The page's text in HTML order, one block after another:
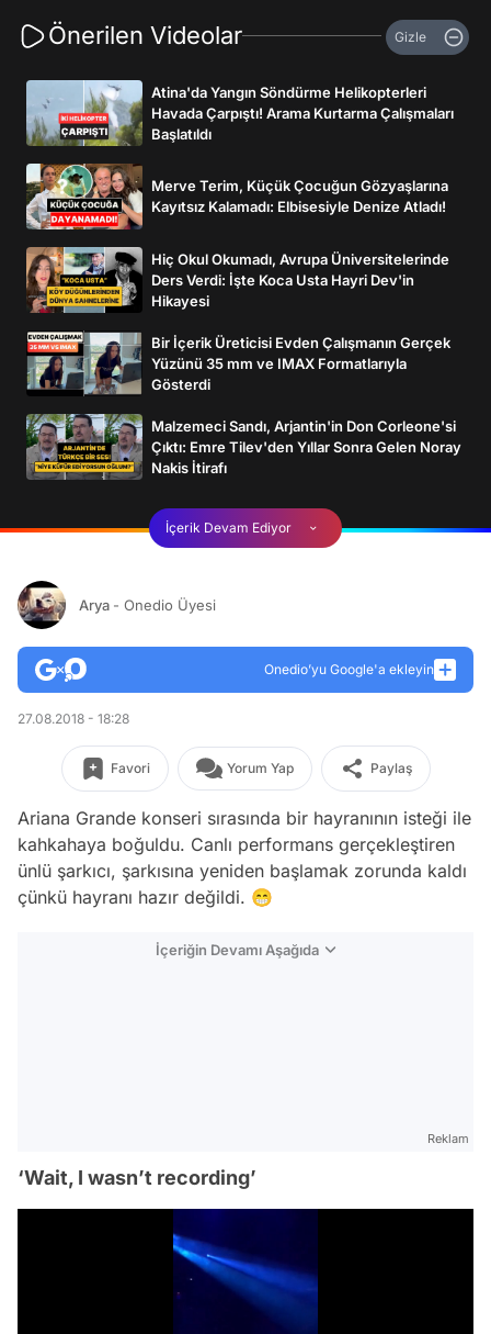
Önerilen Videolar Gizle
Atina'da Yangın Söndürme Helikopterleri
Havada Çarpıştı! Arama Kurtarma Çalışmaları
Başlatıldı
Merve Terim, Küçük Çocuğun Gözyaşlarına
Kayıtsız Kalamadı: Elbisesiyle Denize Atladı!
Hiç Okul Okumadı, Avrupa Üniversitelerinde
Ders Verdi: İşte Koca Usta Hayri Dev'in
Hikayesi
Bir İçerik Üreticisi Evden Çalışmanın Gerçek
Yüzünü 35 mm ve IMAX Formatlarıyla
Gösterdi
Malzemeci Sandı, Arjantin'in Don Corleone'si
Çıktı: Emre Tilev'den Yıllar Sonra Gelen Noray
Nakis İtirafı
İçerik Devam Ediyor
Arya - Onedio Üyesi
Onedio’yu Google'a ekleyin
27.08.2018 - 18:28
Favori Yorum Yap Paylaş
Ariana Grande konseri sırasında bir hayranının isteği ile
kahkahaya boğuldu. Canlı performans gerçekleştiren
ünlü şarkıcı, şarkısına yeniden başlamak zorunda kaldı
çünkü hayranı hazır değildi. 😁
İçeriğin Devamı Aşağıda
Reklam
‘Wait, I wasn’t recording’